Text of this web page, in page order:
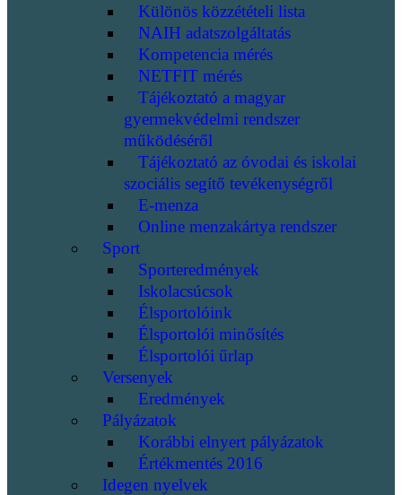
Különös közzétételi lista
NAIH adatszolgáltatás
Kompetencia mérés
NETFIT mérés
Tájékoztató a magyar
gyermekvédelmi rendszer
működéséről
Tájékoztató az óvodai és iskolai
szociális segítő tevékenységről
E-menza
Online menzakártya rendszer
Sport
Sporteredmények
Iskolacsúcsok
Élsportolóink
Élsportolói minősítés
Élsportolói űrlap
Versenyek
Eredmények
Pályázatok
Korábbi elnyert pályázatok
Értékmentés 2016
Idegen nyelvek